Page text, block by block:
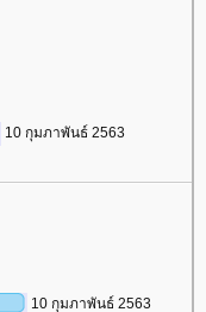
10 กุมภาพันธ์ 2563
10 กุมภาพันธ์ 2563